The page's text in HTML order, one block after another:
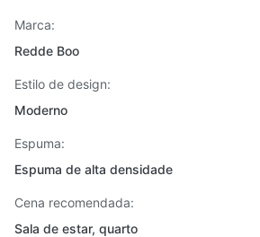
Marca:
Redde Boo
Estilo de design:
Moderno
Espuma:
Espuma de alta densidade
Cena recomendada:
Sala de estar, quarto